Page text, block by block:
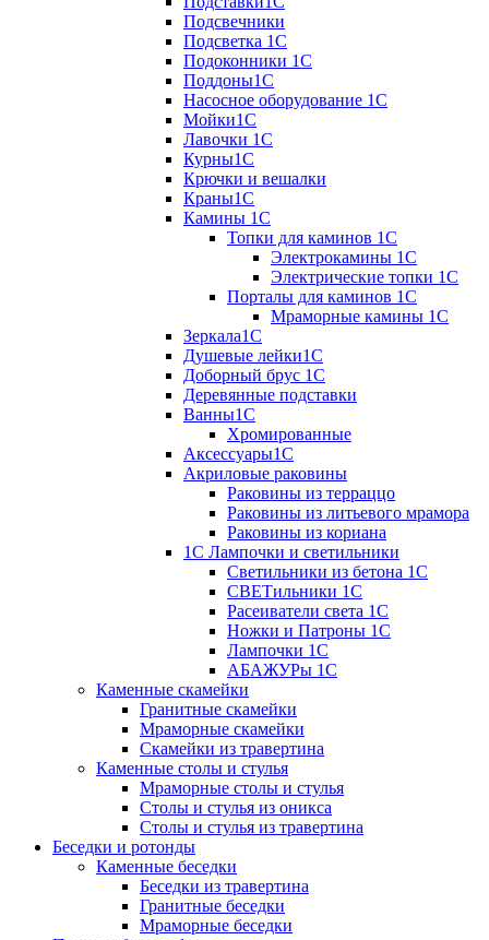
Подсвечники
Подсветка 1С
Подоконники 1С
Поддоны1С
Насосное оборудование 1С
Мойки1С
Лавочки 1С
Курны1С
Крючки и вешалки
Краны1С
Камины 1C
Топки для каминов 1C
Электрокамины 1С
Электрические топки 1C
Порталы для каминов 1С
Мраморные камины 1C
Зеркала1С
Душевые лейки1С
Доборный брус 1С
Деревянные подставки
Ванны1С
Хромированные
Аксессуары1С
Акриловые раковины
Раковины из терраццо
Раковины из литьевого мрамора
Раковины из кориана
1С Лампочки и светильники
Светильники из бетона 1С
СВЕТильники 1С
Расеиватели света 1С
Ножки и Патроны 1С
Лампочки 1С
АБАЖУРы 1С
Каменные скамейки
Гранитные скамейки
Мраморные скамейки
Скамейки из травертина
Каменные столы и стулья
Мраморные столы и стулья
Столы и стулья из оникса
Столы и стулья из травертина
Беседки и ротонды
Каменные беседки
Беседки из травертина
Гранитные беседки
Мраморные беседки